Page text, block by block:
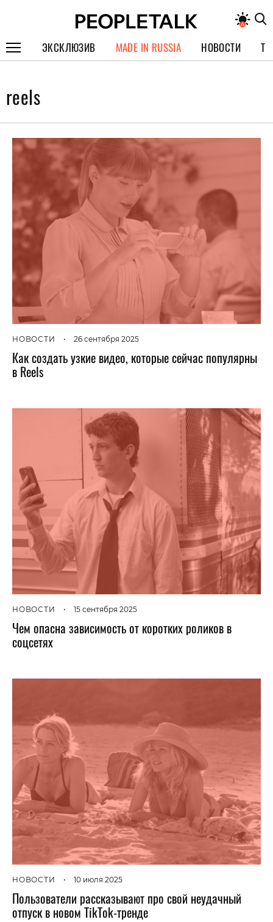
ЭКСКЛЮЗИВ
ИНТЕРВЬЮ
ПОКОЛЕНИЕ
MADE IN RUSSIA НОВОСТИ
reels
НОВОСТИ • 26 сентября 2025
Как создать узкие видео, которые сейчас популярны
в Reels
НОВОСТИ • 15 сентября 2025
Чем опасна зависимость от коротких роликов в
соцсетях
НОВОСТИ • 10 июля 2025
Пользователи рассказывают про свой неудачный
отпуск в новом TikTok-тренде